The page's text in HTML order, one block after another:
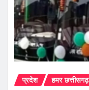
प्रदेश हमर छत्तीसगढ़